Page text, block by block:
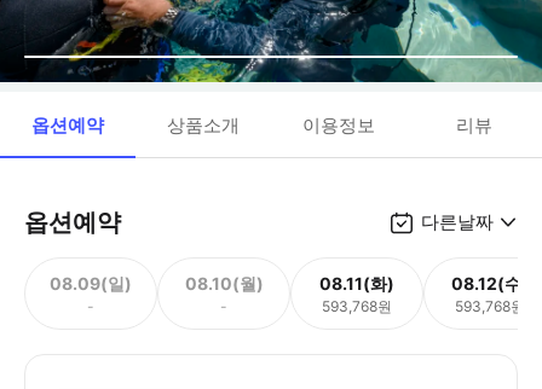
옵션예약 상품소개 이용정보 리뷰
옵션예약 다른날짜
08.09(일)
-
08.10(월)
-
08.11(화)
593,768원
08.12(수)
593,768원